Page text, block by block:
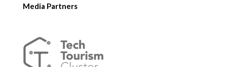
Media Partners